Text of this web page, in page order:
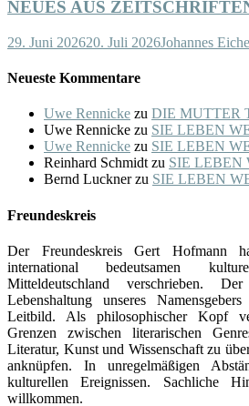
NEUES AUS
29. Juni 202620. Juli 2026Johannes
Neueste Kommentare
Uwe Rennicke zu DIE MUTTER
Uwe Rennicke zu SIE LEBEN
Uwe Rennicke zu SIE LEBEN
Reinhard Schmidt zu SIE LEBEN
Bernd Lucknerzu SIE LEBEN
Freundeskreis
Der Freundeskreis Gert Hofmann
international bedeutsamen
Mitteldeutschland verschrieben.
Lebenshaltung unseres
Leitbild. Als philosophischer Kopf
Grenzen zwischen literarischen
Literatur, Kunst und Wissenschaft zu
anknüpfen. In unregelmäßigen
kulturellen Ereignissen. Sachliche
willkommen.